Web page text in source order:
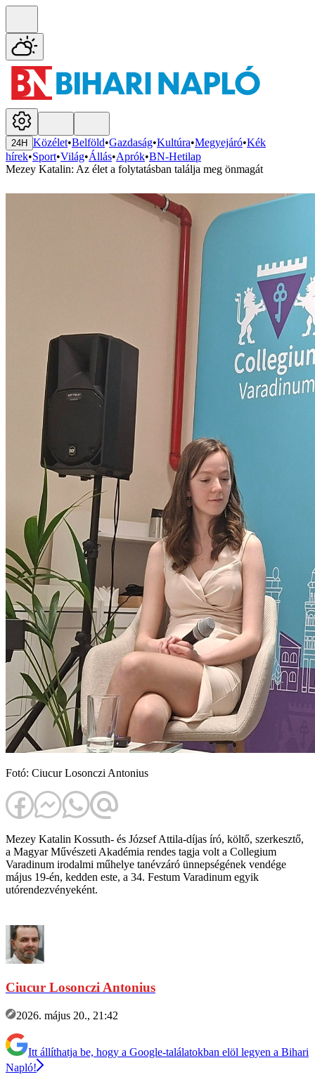
24H Közélet•Belföld•Gazdaság•Kultúra•Megyejáró•Kék
hírek•Sport•Világ•Állás•Aprók•BN-Hetilap
Mezey Katalin: Az élet a folytatásban találja meg önmagát
Fotó: Ciucur Losonczi Antonius
Mezey Katalin Kossuth- és József Attila-díjas író, költő, szerkesztő,
a Magyar Művészeti Akadémia rendes tagja volt a Collegium
Varadinum irodalmi műhelye tanévzáró ünnepségének vendége
május 19-én, kedden este, a 34. Festum Varadinum egyik
utórendezvényeként.
Ciucur Losonczi Antonius
2026. május 20., 21:42
Itt állíthatja be, hogy a Google-találatokban elöl legyen a Bihari
Napló!